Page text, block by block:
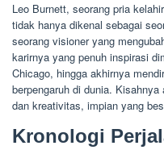
Leo Burnett, seorang pria
tidak hanya dikenal sebagai
seorang visioner yang
karirnya yang penuh inspirasi
Chicago, hingga akhirnya
berpengaruh di dunia.
dan kreativitas, impian yang
Kronologi